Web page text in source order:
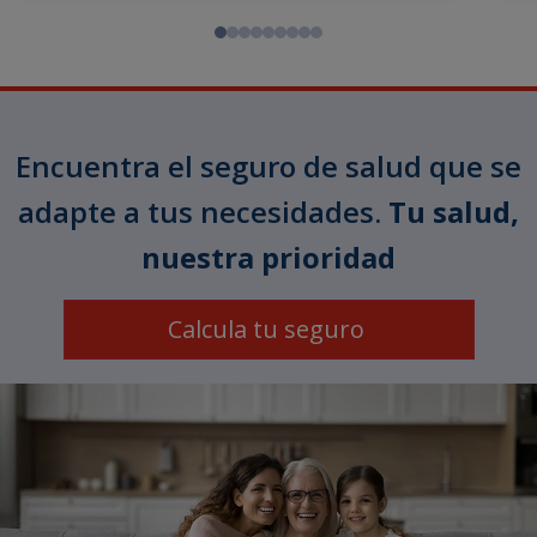
Encuentra el seguro de salud que se
adapte a tus necesidades. Tu salud,
nuestra prioridad
Calcula tu seguro